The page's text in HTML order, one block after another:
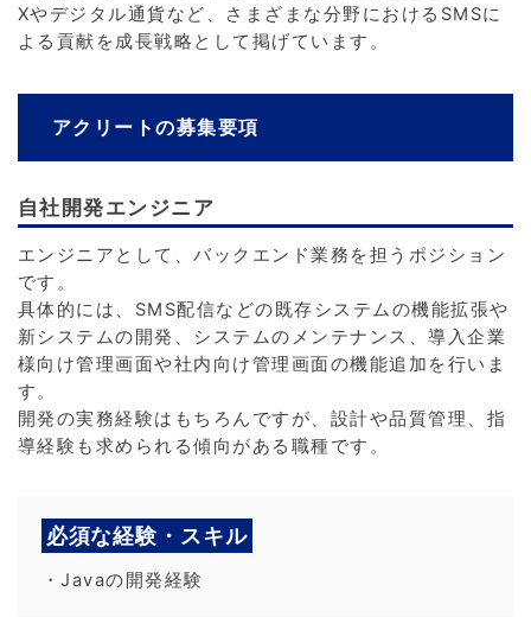
Xやデジタル通貨など、さまざまな分野におけるSMSに
よる貢献を成長戦略として掲げています。
アクリートの募集要項
自社開発エンジニア
エンジニアとして、バックエンド業務を担うポジション
です。
具体的には、SMS配信などの既存システムの機能拡張や
新システムの開発、システムのメンテナンス、導入企業
様向け管理画面や社内向け管理画面の機能追加を行いま
す。
開発の実務経験はもちろんですが、設計や品質管理、指
導経験も求められる傾向がある職種です。
必須な経験・スキル
・Javaの開発経験